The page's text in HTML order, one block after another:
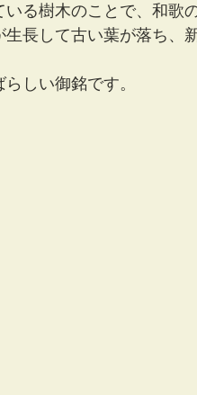
いる樹木のことで、和歌
長して古い葉が落ち、
しい御銘です。